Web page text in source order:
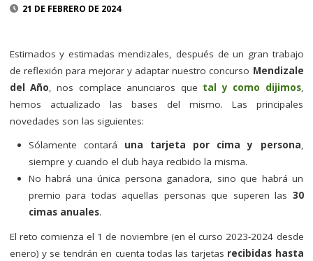
21 DE FEBRERO DE 2024
Estimados y estimadas mendizales, después de un gran trabajo
de reflexión para mejorar y adaptar nuestro concurso Mendizale
del Año , nos complace anunciaros que tal y como dijimos,
hemos actualizado las bases del mismo. Las principales
novedades son las siguientes:
Sólamente contará una tarjeta por cima y persona,
siempre y cuando el club haya recibido la misma.
No habrá una única persona ganadora, sino que habrá un
premio para todas aquellas personas que superen las 30
cimas anuales.
El reto comienza el 1 de noviembre (en el curso 2023-2024 desde
enero) y se tendrán en cuenta todas las tarjetas recibidas hasta